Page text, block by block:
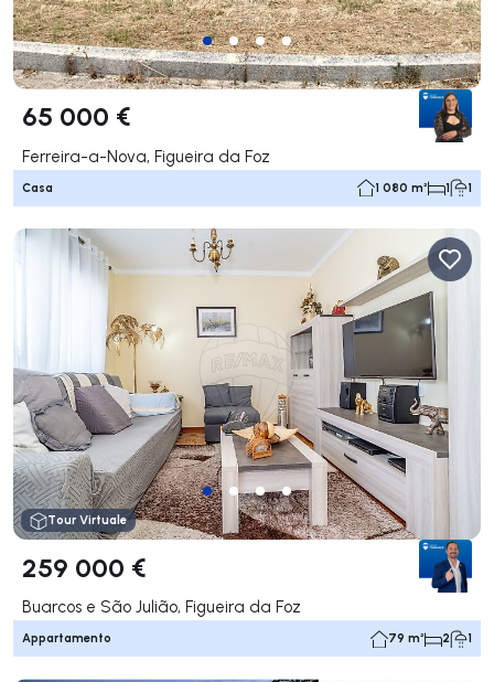
65 000 €
Ferreira-a-Nova, Figueira da Foz
Casa 1 080 m² 1 1
Tour Virtuale
259 000 €
Buarcos e São Julião, Figueira da Foz
Appartamento 79 m² 2 1